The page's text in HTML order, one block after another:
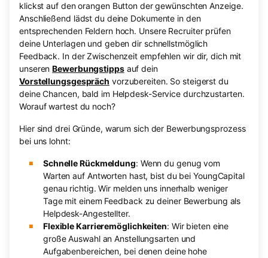
klickst auf den orangen Button der gewünschten Anzeige.
Anschließend lädst du deine Dokumente in den
entsprechenden Feldern hoch. Unsere Recruiter prüfen
deine Unterlagen und geben dir schnellstmöglich
Feedback. In der Zwischenzeit empfehlen wir dir, dich mit
unserenBewerbungstippsauf dein
Vorstellungsgespräch vorzubereiten. So steigerst du
deine Chancen, bald im Helpdesk-Service durchzustarten.
Worauf wartest du noch?
Hier sind drei Gründe, warum sich der Bewerbungsprozess
bei uns lohnt:
Schnelle Rückmeldung: Wenn du genug vom
Warten auf Antworten hast, bist du bei YoungCapital
genau richtig. Wir melden uns innerhalb weniger
Tage mit einem Feedback zu deiner Bewerbung als
Helpdesk-Angestellter.
Flexible Karrieremöglichkeiten: Wir bieten eine
große Auswahl an Anstellungsarten und
Aufgabenbereichen, bei denen deine hohe